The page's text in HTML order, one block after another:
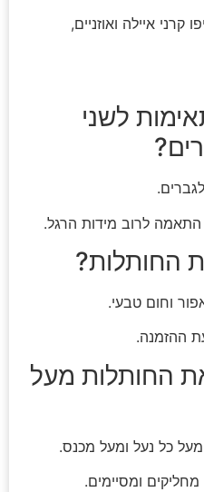
איילה ואוזניים,
לשני
לרוב מידות הרגל.
החותלות?
וחום טבעי.
ההזמנה.
החותלות מעל
כל נעל ומעל מכנס.
ומסיימים.